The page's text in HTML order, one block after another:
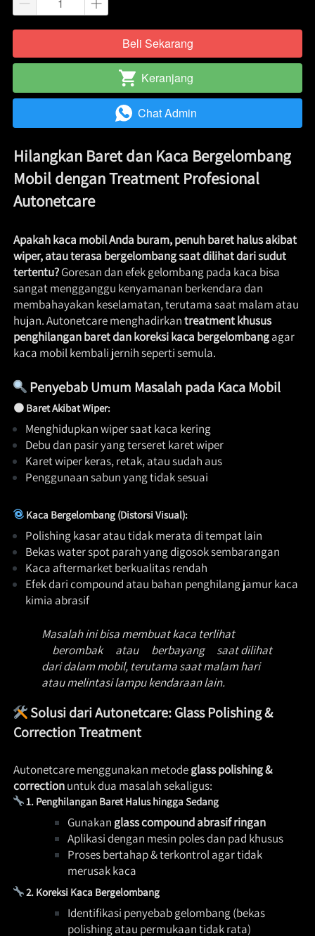
`Beli Sekarang
` Keranjang
` Chat Admin
Hilangkan Baret dan Kaca Bergelombang
Mobil dengan Treatment Profesional
Autonetcare
Apakah kaca mobil Anda buram, penuh baret halus akibat
wiper, atau terasa bergelombang saat dilihat dari sudut
tertentu? Goresan dan efek gelombang pada kaca bisa
sangat mengganggu kenyamanan berkendara dan
membahayakan keselamatan, terutama saat malam atau
hujan. Autonetcare menghadirkan treatment khusus
penghilangan baret dan koreksi kaca bergelombang agar
kaca mobil kembali jernih seperti semula.
Penyebab Umum Masalah pada Kaca Mobil
🟤 Baret Akibat Wiper:
Menghidupkan wiper saat kaca kering
Debu dan pasir yang terseret karet wiper
Karet wiper keras, retak, atau sudah aus
Penggunaan sabun yang tidak sesuai
Kaca Bergelombang (Distorsi Visual):
Polishing kasar atau tidak merata di tempat lain
Bekas water spot parah yang digosok sembarangan
Kaca aftermarket berkualitas rendah
Efek dari compound atau bahan penghilang jamur kaca
kimia abrasif
Masalah ini bisa membuat kaca terlihat
berombak
atau berbayang
saat dilihat
dari dalam mobil, terutama saat malam hari
atau melintasi lampu kendaraan lain.
Solusi dari Autonetcare: Glass Polishing &
Correction Treatment
Autonetcare menggunakan metode glass polishing &
correction untuk dua masalah sekaligus:
1. Penghilangan Baret Halus hingga Sedang
Gunakan glass compound abrasif ringan
Aplikasi dengan mesin poles dan pad khusus
Proses bertahap & terkontrol agar tidak
merusak kaca
2. Koreksi Kaca Bergelombang
Identifikasi penyebab gelombang (bekas
polishing atau permukaan tidak rata)